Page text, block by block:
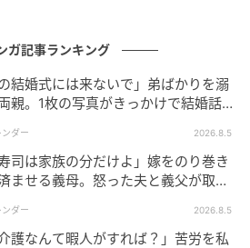
ガ記事ランキング
結婚式には来ないで」弟ばかりを溺
親。1枚の写真がきっかけで結婚話が
ダー 2026.8.5
寿司は家族の分だけよ」嫁をのり巻き
ませる義母。怒った夫と義父が取っ
ダー 2026.8.5
護なんて暇人がすれば？」苦労を私